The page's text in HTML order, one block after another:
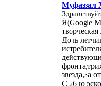
Муфаззал
Я(Google
творческая
Дочь
звезда,За
С 26 ю